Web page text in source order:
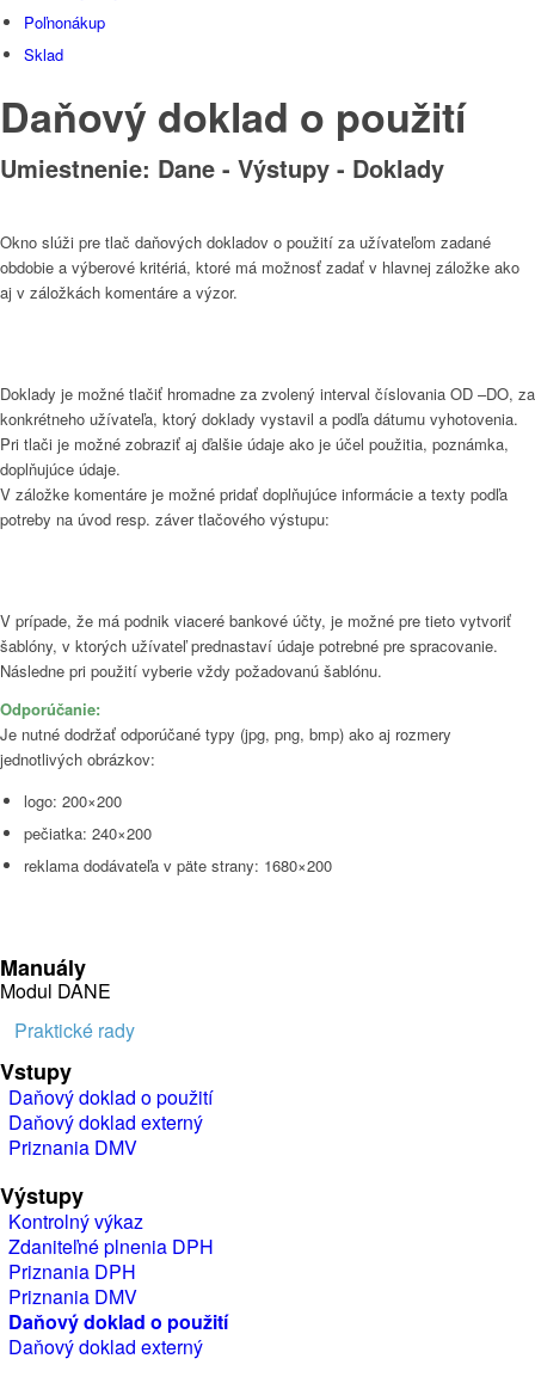
Poľnonákup
Sklad
Daňový doklad o použití
Umiestnenie: Dane - Výstupy - Doklady
Okno slúži pre tlač daňových dokladov o použití za užívateľom zadané
obdobie a výberové kritériá, ktoré má možnosť zadať v hlavnej záložke ako
aj v záložkách komentáre a výzor.
Doklady je možné tlačiť hromadne za zvolený interval číslovania OD –DO, za
konkrétneho užívateľa, ktorý doklady vystavil a podľa dátumu vyhotovenia.
Pri tlači je možné zobraziť aj ďalšie údaje ako je účel použitia, poznámka,
doplňujúce údaje.
V záložke komentáre je možné pridať doplňujúce informácie a texty podľa
potreby na úvod resp. záver tlačového výstupu:
V prípade, že má podnik viaceré bankové účty, je možné pre tieto vytvoriť
šablóny, v ktorých užívateľ prednastaví údaje potrebné pre spracovanie.
Následne pri použití vyberie vždy požadovanú šablónu.
Odporúčanie:
Je nutné dodržať odporúčané typy (jpg, png, bmp) ako aj rozmery
jednotlivých obrázkov:
logo: 200×200
pečiatka: 240×200
reklama dodávateľa v päte strany: 1680×200
Manuály
Modul DANE
Praktické rady
Vstupy
Daňový doklad o použití
Daňový doklad externý
Priznania DMV
Výstupy
Kontrolný výkaz
Zdaniteľné plnenia DPH
Priznania DPH
Priznania DMV
Daňový doklad o použití
Daňový doklad externý